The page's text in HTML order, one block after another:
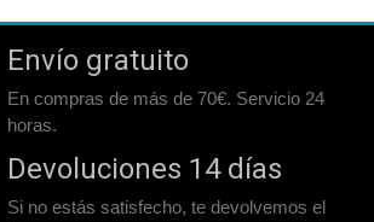
Envío gratuito
En compras de más de 70€. Servicio 24
horas.
Devoluciones 14 días
Si no estás satisfecho, te devolvemos el